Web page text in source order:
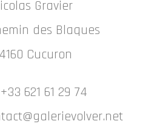
Gravier
des Blaques
Cucuron
621 61 29 74